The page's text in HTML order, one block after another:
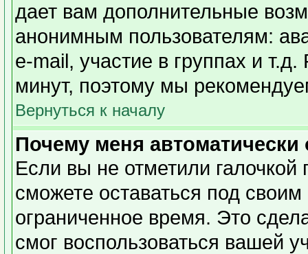
дает вам дополнительные
анонимным пользователям:
e-mail, участие в группах и
минут, поэтому мы
Вернуться к началу
Почему меня автоматически
Если вы не отметили галочкой
сможете оставаться под
ограниченное время. Это
смог воспользоваться вашей